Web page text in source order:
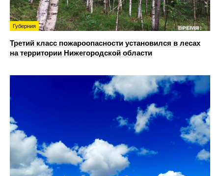
Губерния
Третий класс пожароопасности установился в лесах
на территории Нижегородской области